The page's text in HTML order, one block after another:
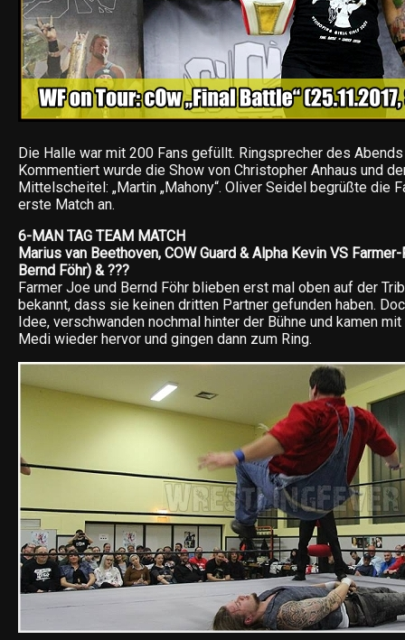
Die Halle war mit 200 Fans gefüllt. Ringsprecher des
Kommentiert wurde die Show von Christopher Anhaus und
Mittelscheitel: „Martin „Mahony“. Oliver Seidel begrüßte die
erste Match an.
6-MAN TAG TEAM MATCH
Marius van Beethoven, COW Guard & Alpha Kevin VS
Bernd Föhr) & ???
Farmer Joe und Bernd Föhr blieben erst mal oben auf der
bekannt, dass sie keinen dritten Partner gefunden haben.
Idee, verschwanden nochmal hinter der Bühne und kamen
Medi wieder hervor und gingen dann zum Ring.